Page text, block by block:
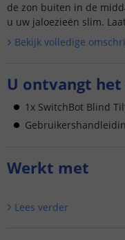
de zon buiten in de
u uw jaloezieën slim.
van de zon. Of stel
Bekijk volledige
U ontvangt
1x SwitchBot Blind
Werkt met
Lees verder